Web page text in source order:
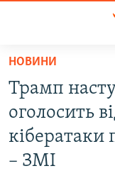
Перейти
основного
матеріалу
Перейти
до
основної
ВОДА.КРИМ
ВІДЕО ТА ФОТО
ПОЛІТИКА
НОВИНИ
Трамп
оголосить
кібератаки
– ЗМІ